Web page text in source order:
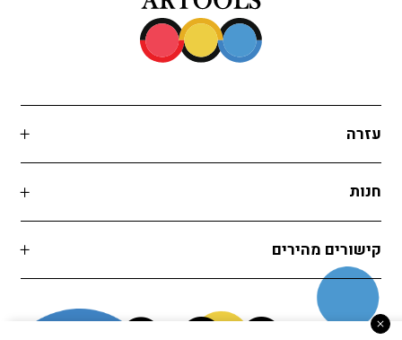
עזרה
חנות
קישורים מהירים